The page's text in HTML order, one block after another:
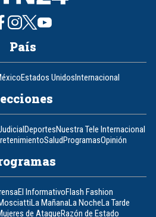
País
Estados UnidosInternacional
DeportesNuestra Tele Internacional
SaludProgramasOpinión
El InformativoFlash Fashion
La MañanaLa NocheLa Tarde
de AtaqueRazón de Estado